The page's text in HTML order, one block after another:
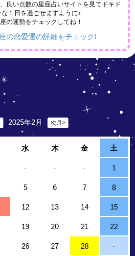
良い点数の星座占いサイトを見てドキド
１日を過ごせますように♪
の運勢をチェックしてね！
の恋愛運の詳細をチェック!
2025年2月 次月>
水 木 金 土
- - - 1
5 6 7 8
12 13 14 15
19 20 21 22
26 27 28 -